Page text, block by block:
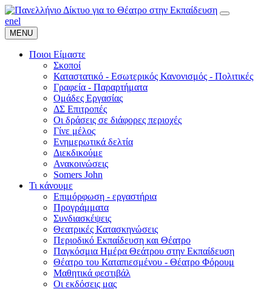
enel
MENU
Ποιοι Είμαστε
Σκοποί
Καταστατικό - Εσωτερικός Κανονισμός - Πολιτικές
Γραφεία - Παραρτήματα
Ομάδες Εργασίας
ΔΣ Επιτροπές
Οι δράσεις σε διάφορες περιοχές
Γίνε μέλος
Ενημερωτικά δελτία
Διεκδικούμε
Ανακοινώσεις
Somers John
Τι κάνουμε
Επιμόρφωση - εργαστήρια
Προγράμματα
Συνδιασκέψεις
Θεατρικές Κατασκηνώσεις
Περιοδικό Εκπαίδευση και Θέατρο
Παγκόσμια Ημέρα Θεάτρου στην Εκπαίδευση
Θέατρο του Καταπιεσμένου - Θέατρο Φόρουμ
Μαθητικά φεστιβάλ
Οι εκδόσεις μας